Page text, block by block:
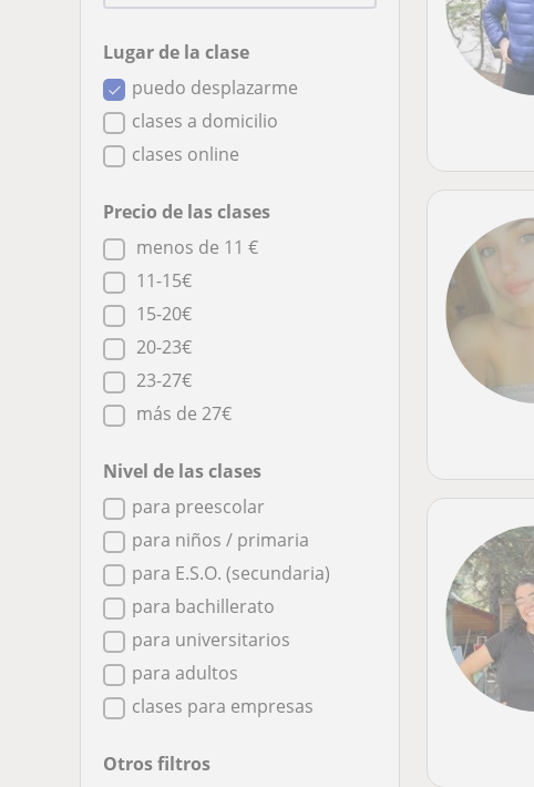
Lugar de la clase
puedo desplazarme
clases a domicilio
clases online
Precio de las clases
menos de 11 €
11-15€
15-20€
20-23€
23-27€
más de 27€
Nivel de las clases
para preescolar
para niños / primaria
para E.S.O. (secundaria)
para bachillerato
para universitarios
para adultos
clases para empresas
Otros filtros